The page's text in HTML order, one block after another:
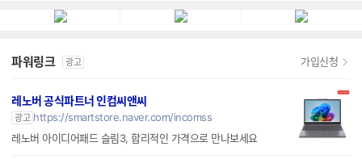
파워링크 광고 가입신청
레노버 공식파트너 인컴씨앤씨
광고 https://smartstore.naver.com/incomss
레노버 아이디어패드 슬림3, 합리적인 가격으로 만나보세요